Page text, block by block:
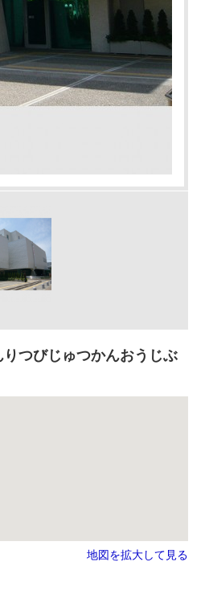
つびじゅつかんおうじぶ
地図を拡大して見る